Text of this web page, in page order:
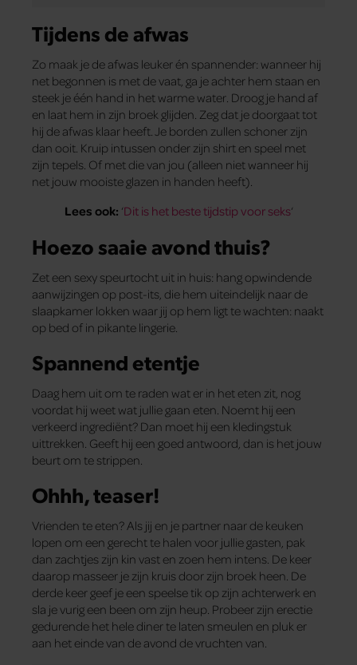
Tijdens de afwas
Zo maak je de afwas leuker én spannender: wanneer hij
net begonnen is met de vaat, ga je achter hem staan en
steek je één hand in het warme water. Droog je hand af
en laat hem in zijn broek glijden. Zeg dat je doorgaat tot
hij de afwas klaar heeft. Je borden zullen schoner zijn
dan ooit. Kruip intussen onder zijn shirt en speel met
zijn tepels. Of met die van jou (alleen niet wanneer hij
net jouw mooiste glazen in handen heeft).
Lees ook: ‘Dit is het beste tijdstip voor seks‘
Hoezo saaie avond thuis?
Zet een sexy speurtocht uit in huis: hang opwindende
aanwijzingen op post-its, die hem uiteindelijk naar de
slaapkamer lokken waar jij op hem ligt te wachten: naakt
op bed of in pikante lingerie.
Spannend etentje
Daag hem uit om te raden wat er in het eten zit, nog
voordat hij weet wat jullie gaan eten. Noemt hij een
verkeerd ingrediënt? Dan moet hij een kledingstuk
uittrekken. Geeft hij een goed antwoord, dan is het jouw
beurt om te strippen.
Ohhh, teaser!
Vrienden te eten? Als jij en je partner naar de keuken
lopen om een gerecht te halen voor jullie gasten, pak
dan zachtjes zijn kin vast en zoen hem intens. De keer
daarop masseer je zijn kruis door zijn broek heen. De
derde keer geef je een speelse tik op zijn achterwerk en
sla je vurig een been om zijn heup. Probeer zijn erectie
gedurende het hele diner te laten smeulen en pluk er
aan het einde van de avond de vruchten van.